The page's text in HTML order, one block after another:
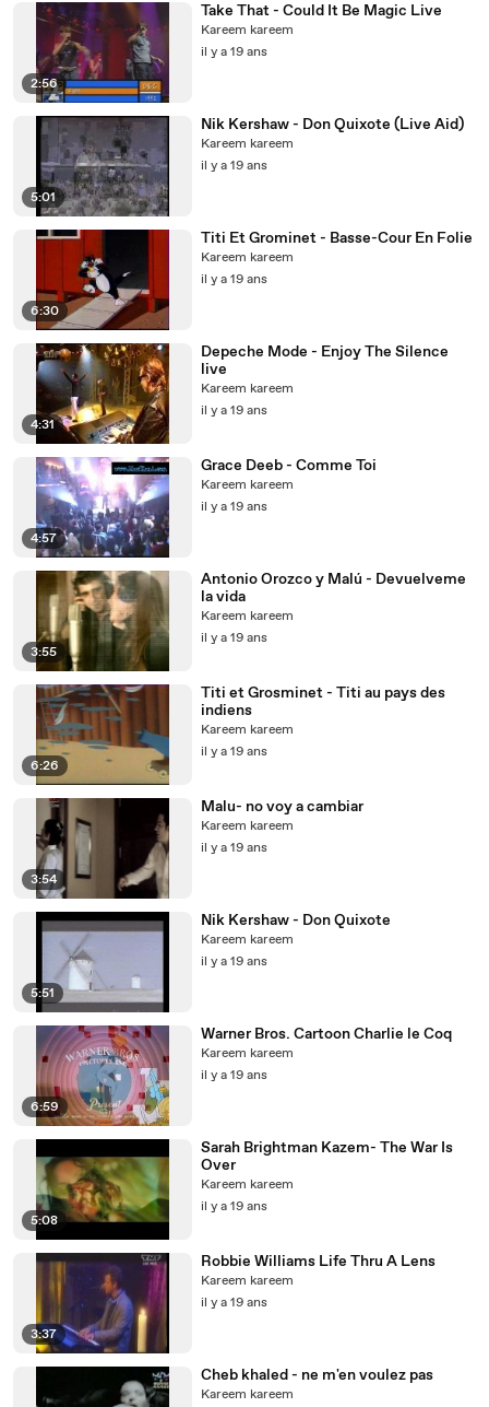
2:56
Take That - Could It Be Magic Live
Kareem kareem
il y a 19 ans
5:01
Nik Kershaw - Don Quixote (Live Aid)
Kareem kareem
il y a 19 ans
6:30
Titi Et Grominet - Basse-Cour En Folie
Kareem kareem
il y a 19 ans
4:31
Depeche Mode - Enjoy The Silence
live
Kareem kareem
il y a 19 ans
4:57
Grace Deeb - Comme Toi
Kareem kareem
il y a 19 ans
3:55
Antonio Orozco y Malú - Devuelveme
la vida
Kareem kareem
il y a 19 ans
6:26
Titi et Grosminet - Titi au pays des
indiens
Kareem kareem
il y a 19 ans
3:54
Malu- no voy a cambiar
Kareem kareem
il y a 19 ans
5:51
Nik Kershaw - Don Quixote
Kareem kareem
il y a 19 ans
6:59
Warner Bros. Cartoon Charlie le Coq
Kareem kareem
il y a 19 ans
5:08
Sarah Brightman Kazem- The War Is
Over
Kareem kareem
il y a 19 ans
3:37
Robbie Williams Life Thru A Lens
Kareem kareem
il y a 19 ans
Cheb khaled - ne m'en voulez pas
Kareem kareem